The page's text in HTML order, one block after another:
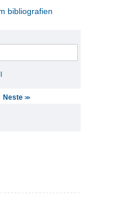
bibliografien
Neste >>